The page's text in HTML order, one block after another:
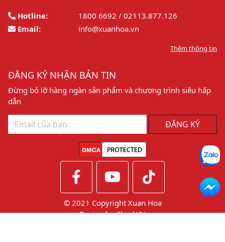
Hotline:
1800 6692 / 02113.877.126
Email:
info@xuanhoa.vn
Thêm thông tin
© 2021 Copyright Xuan Hoa
Design byCheckVN
ĐĂNG KÝ NHẬN BẢN TIN
Đừng bỏ lỡ hàng ngàn sản phẩm và chương trình siêu hấp
dẫn
ĐĂNG KÝ